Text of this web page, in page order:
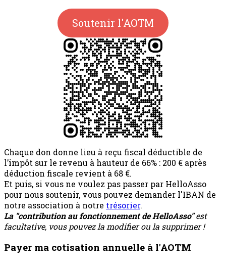
Soutenir l'AOTM
Chaque don donne lieu à reçu fiscal déductible de
l’impôt sur le revenu à hauteur de 66% : 200 € après
déduction fiscale revient à 68 €.
Et puis, si vous ne voulez pas passer par HelloAsso
pour nous soutenir, vous pouvez demander l'IBAN de
notre association à notre trésorier.
La "contribution au fonctionnement de HelloAsso"est
facultative, vous pouvez la modifier ou la supprimer !
Payer ma cotisation annuelle à l'AOTM